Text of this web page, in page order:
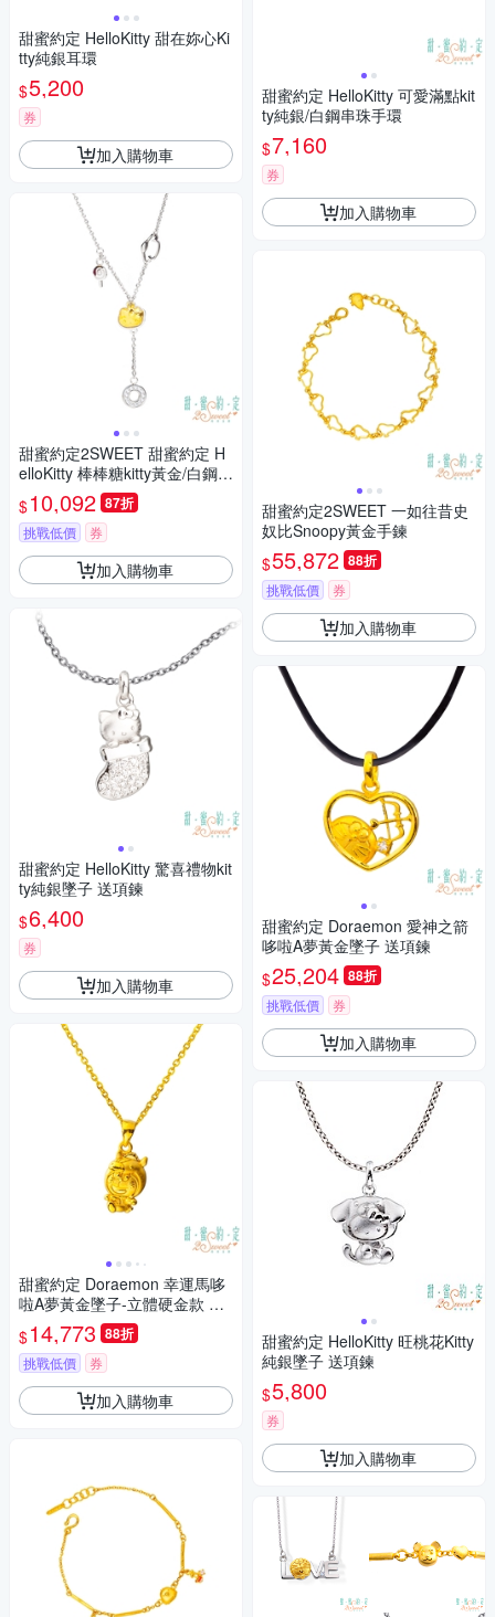
甜蜜約定 HelloKitty 甜在妳心Ki
tty純銀耳環
$5,200
券
加入購物車
甜蜜約定2SWEET 甜蜜約定 H
elloKitty 棒棒糖kitty黃金/白鋼項
鍊
$10,092 87折
挑戰低價 券
加入購物車
甜蜜約定 HelloKitty 驚喜禮物kit
ty純銀墜子 送項鍊
$6,400
券
加入購物車
甜蜜約定 Doraemon 幸運馬哆
啦A夢黃金墜子-立體硬金款 送
項鍊
$14,773 88折
挑戰低價 券
加入購物車
甜蜜約定 HelloKitty 可愛滿點kit
ty純銀/白鋼串珠手環
$7,160
券
加入購物車
甜蜜約定2SWEET 一如往昔史
奴比Snoopy黃金手鍊
$55,872 88折
挑戰低價 券
加入購物車
甜蜜約定 Doraemon 愛神之箭
哆啦A夢黃金墜子 送項鍊
$25,204 88折
挑戰低價 券
加入購物車
甜蜜約定 HelloKitty 旺桃花Kitty
純銀墜子 送項鍊
$5,800
券
加入購物車